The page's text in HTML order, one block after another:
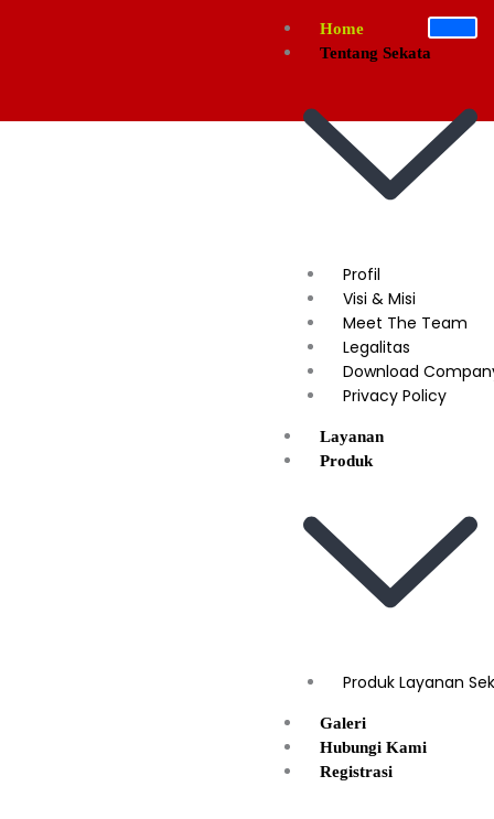
Home
Tentang Sekata
Profil
Visi & Misi
Meet The Team
Legalitas
Download
Privacy Policy
Layanan
Produk
Produk Layanan
Galeri
Hubungi Kami
Registrasi